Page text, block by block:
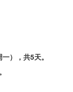
），共5天。